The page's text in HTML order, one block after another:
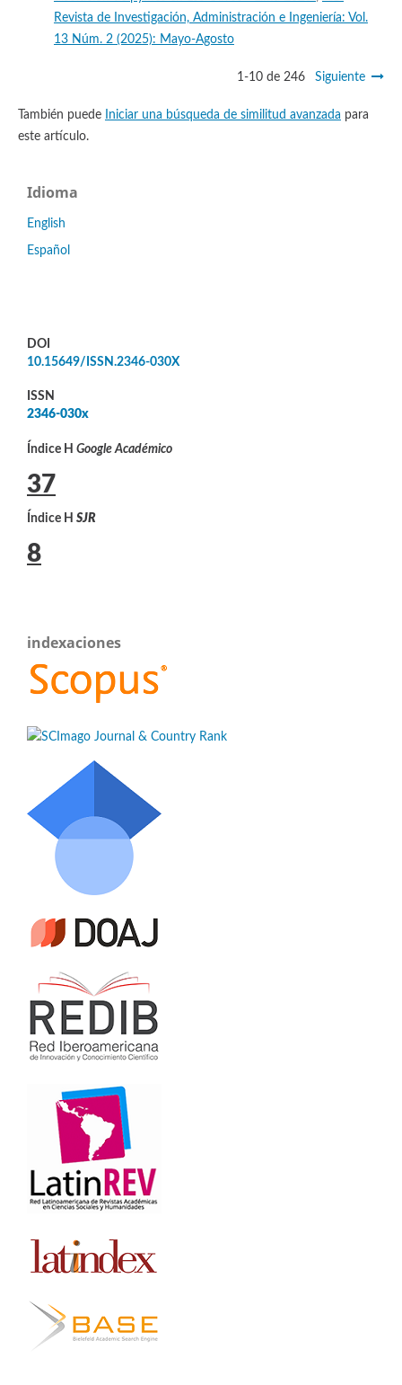
Revista de Investigación, Administración e Ingeniería: Vol.
13 Núm. 2 (2025): Mayo-Agosto
1-10 de 246 Siguiente
También puede Iniciar una búsqueda de similitud avanzada para
este artículo.
Idioma
English
Español
DOI
10.15649/ISSN.2346-030X
ISSN
2346-030x
Índice H Google Académico
37
Índice H SJR
8
indexaciones